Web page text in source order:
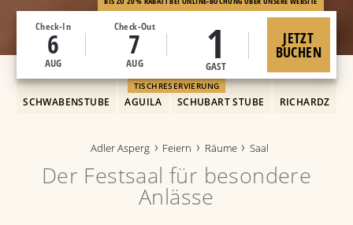
Check-In
6
AUG
Check-Out
7
AUG 1
GAST
JETZT
BUCHEN
TISCHRESERVIERUNG
SCHWABENSTUBE AGUILA SCHUBART STUBE RICHARDZ
Adler Asperg Feiern Räume Saal
Der Festsaal für besondere
Anlässe